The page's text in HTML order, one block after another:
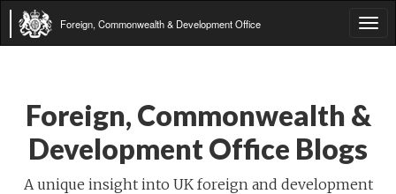
Foreign, Commonwealth & Development Office
Foreign, Commonwealth &
Development Office Blogs
A unique insight into UK foreign and development